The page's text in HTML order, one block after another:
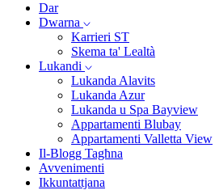
Dar
Dwarna
Karrieri ST
Skema ta' Lealtà
Lukandi
Lukanda Alavits
Lukanda Azur
Lukanda u Spa Bayview
Appartamenti Blubay
Appartamenti Valletta View
Il-Blogg Tagħna
Avvenimenti
Ikkuntattjana